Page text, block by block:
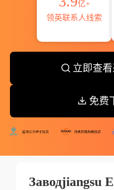
亿+
领英联系人线索
立即查
免费